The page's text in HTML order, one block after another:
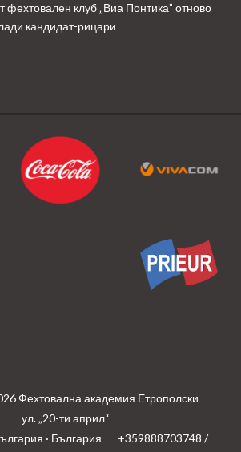
фехтовален клуб „Виа Понтика” отново
кандидат-рицари
Фехтовална академия Етрополски
ул. „20-ти април“
· България
+359888703748 /